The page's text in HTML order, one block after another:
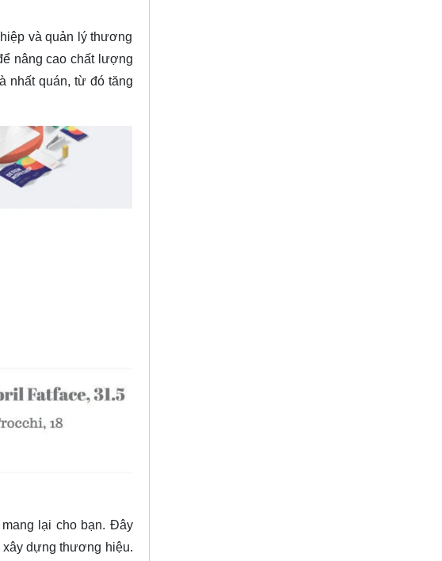
và quản lý thương
nâng cao chất lượng
nhất quán, từ đó tăng
lại cho bạn. Đây
xây dựng thương hiệu.